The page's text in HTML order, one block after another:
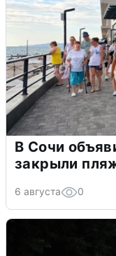
В Сочи
закрыли
6 августа 0